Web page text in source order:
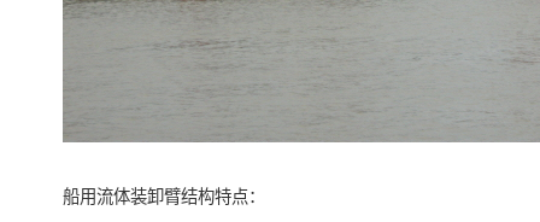
船用流体装卸臂结构特点：